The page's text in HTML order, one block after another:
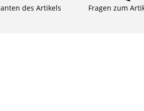
des Artikels Fragen zum